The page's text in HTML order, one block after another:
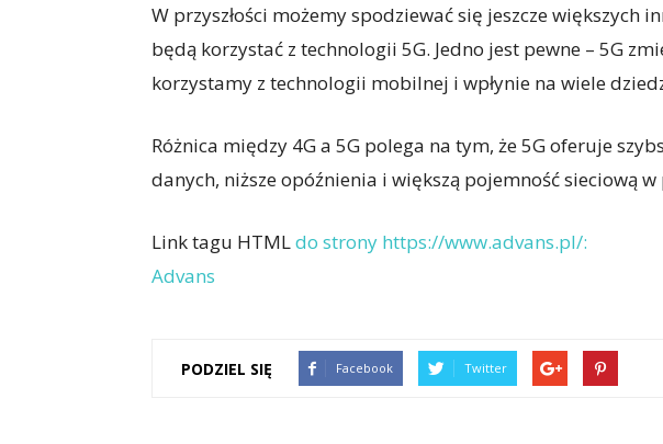
W przyszłości możemy spodziewać się jeszcze większych
będą korzystać z technologii 5G. Jedno jest pewne – 5G
korzystamy z technologii mobilnej i wpłynie na wiele
Różnica między 4G a 5G polega na tym, że 5G oferuje
danych, niższe opóźnienia i większą pojemność sieciową
Link tagu HTMLdo strony https://www.advans.pl/:
Advans
PODZIEL SIĘ Facebook Twitter